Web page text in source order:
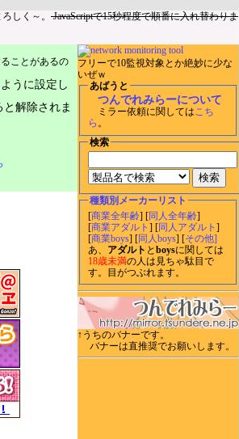
しく～。 JavaScriptで15秒程度で順番に入れ替わりま
フリーで10監視対象とか絶妙に少な
いぜｗ
あばうと
つんでれみらーについて
ミラー依頼に関してはこち
ら 。
検索
種類別メーカーリスト
[商業全年齢 ] [同人全年齢]
[商業アダルト ] [同人アダルト ]
[商業boys] [同人boys ] [その他]
あ、 アダルト とboysに関しては
18歳未満の人は見ちゃ駄目で
す。目がつぶれます。
↑うちのバナーです。
バナーは直推奨でお願いします。
ことがあるの
うに設定し
解除されま